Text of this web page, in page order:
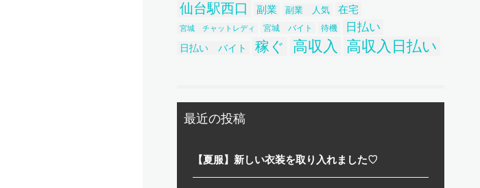
仙台駅西口 副業 副業 人気 在宅
宮城 チャットレディ 宮城 バイト 待機 日払い
日払い バイト 稼ぐ 高収入 高収入日払い
最近の投稿
【夏服】新しい衣装を取り入れました♡